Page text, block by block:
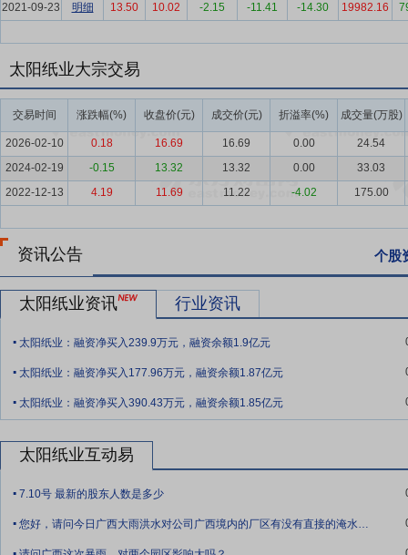
要点6：技术驱动与创新领跑能力
公司始终将创新作为引领企业发展
入力度，构建了“前瞻性技术攻关+差异化产品研发+全员微创新落地+
达到国际先进水平，填补了国内相关技术领域空白。
要点7：卓越管理团队与组织韧性
高效稳定的管理团队与高素质的基
数十年、行业经验丰富、战略眼光前瞻、经营能力卓越的高素质管理
技术骨干队伍结构稳固、梯队合理，凭借对行业底层规律的深刻洞察
性；这种长期的稳定性为公司提供了宝贵的战略定力，有效规避了短
制，将宏观战略转化为可量化的行动路径，确保各项关键战略任务按
撑。
要点9：企业文化与品牌软实力
公司以“信创未来”为核心的企业文化
来”企业文化深度融入生产经营、人才发展、创新创效的全流程，持
要点11：拟6.37亿美元在老挝投建120万吨造纸项目
2018年7月17日
用于在老挝建设120万吨造纸项目,项目建成后,年可实现销售收入
额将由43,268万美元增加到106,932.40万美元。
要点12：拟公开发行不超10亿元可转债
2018年12月26日披露公开
2021-09-23
明细 13.50 10.02 -2.15 -11.41 -14.30 19982.16
太阳纸业大宗交易
交易时间 涨跌幅(%) 收盘价(元) 成交价(元) 折溢率(%) 成交量(万股)
2026-02-10 0.18 16.69 16.69 0.00
24.54
2024-02-19
-0.15 13.32 13.32 0.00
33.03
2022-12-13
4.19 11.69 11.22 -4.02 175.00
资讯公告 个股
太阳纸业资讯 行业资讯
. 太阳纸业：融资净买入239.9万元，融资余额1.9亿元
. 太阳纸业：融资净买入177.96万元，融资余额1.87亿元
. 太阳纸业：融资净买入390.43万元，融资余额1.85亿元
太阳纸业互动易
. 7.10号 最新的股东人数是多少
. 您好，请问今日广西大雨洪水对公司广西境内的厂区有没有直接的淹水风险？公司采取了哪
.